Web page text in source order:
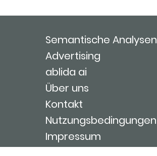
Semantische Analysen
Advertising
ablida ai
Über uns
Kontakt
Nutzungsbedingungen
Impressum